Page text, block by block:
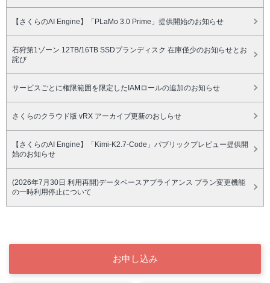
【さくらのAI Engine】「PLaMo 3.0 Prime」提供開始のお知らせ
石狩第1ゾーン 12TB/16TB SSDプランディスク 在庫僅少のお知らせとお
詫び
サービスごとに権限範囲を限定したIAMロールの追加のお知らせ
さくらのクラウド版 vRX アーカイブ更新のおしらせ
【さくらのAI Engine】「Kimi-K2.7-Code」パブリックプレビュー提供開
始のお知らせ
(2026年7月30日 利用再開)データベースアプライアンス プラン変更機能
の一時利用停止について
お申し込み